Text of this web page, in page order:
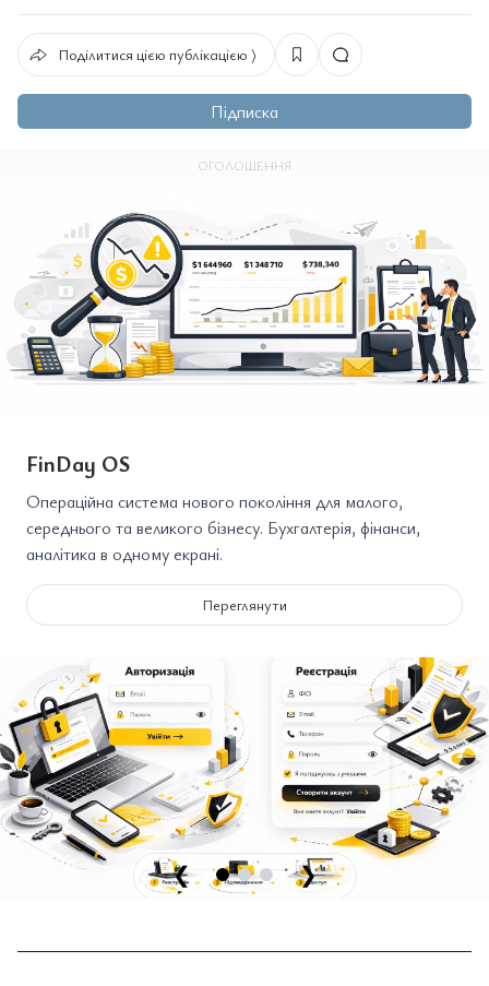
Поділитися цією публікацією ⟩
Підписка
ОГОЛОШЕННЯ
FinDay OS
Операційна система нового покоління для малого,
середнього та великого бізнесу. Бухгалтерія, фінанси,
аналітика в одному екрані.
Переглянути
❮ ❯